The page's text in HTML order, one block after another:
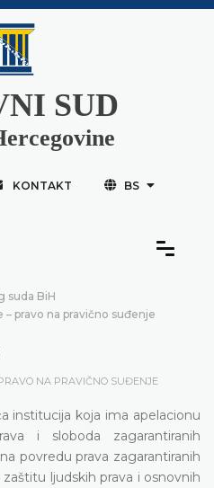
SUD
KONTAKT BS
suda BiH
pravo na pravično suđenje
NA PRAVIČNO SUĐENJE
institucija koja ima apelacionu
i sloboda zagarantiranih
povredu prava zagarantiranih
ljudskih prava i osnovnih